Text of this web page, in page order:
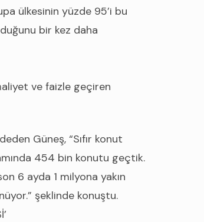
ülkesinin yüzde 95’i bu
bir kez daha
ve faizle geçiren
Güneş, “Sıfır konut
454 bin konutu geçtik.
6 ayda 1 milyona yakın
şeklinde konuştu.